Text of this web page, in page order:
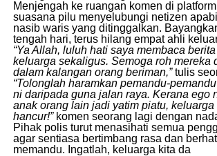
​Menjengah ke ruangan komen di
suasana pilu menyelubungi netizen
nasib waris yang ditinggalkan.
tengah hari, terus hilang empat ahli
“Ya Allah, luluh hati saya membaca
keluarga sekaligus. Semoga roh mereka
dalam kalangan orang beriman,”tulis
“Tolonglah haramkan pemandu-
ni daripada guna jalan raya. Kerana ego
anak orang lain jadi yatim piatu,
hancur!”komen seorang lagi dengan
​Pihak polis turut menasihati semua
agar sentiasa bertimbang rasa dan
memandu. Ingatlah, keluarga kita da